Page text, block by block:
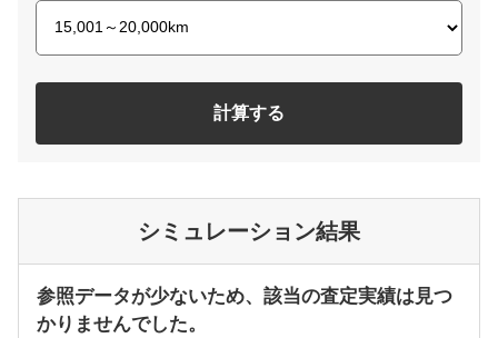
計算する
シミュレーション結果
参照データが少ないため、該当の査定実績は見つ
かりませんでした。